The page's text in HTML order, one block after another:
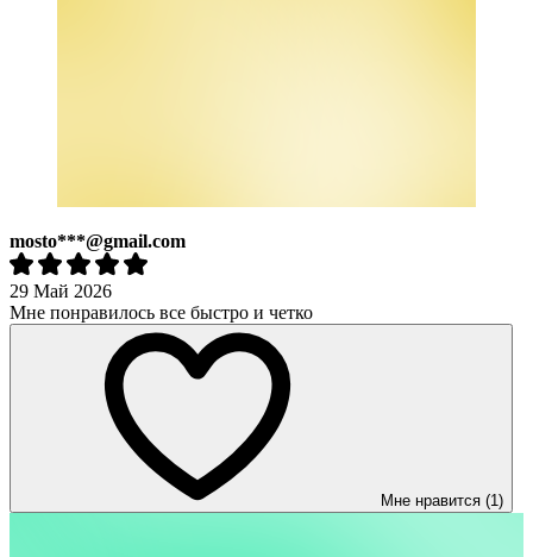
mosto***@gmail.com
29 Май 2026
Мне понравилось все быстро и четко
Мне нравится (1)